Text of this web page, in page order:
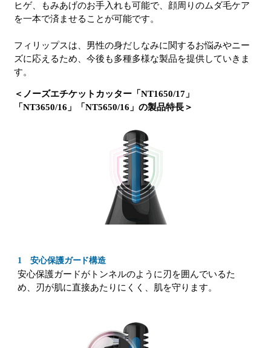
ヒゲ、もみあげのお手入れも可能で、顔周りのムダ毛ケア
を一本で済ませることが可能です。
フィリップスは、男性の身だしなみに関するお悩みやニー
ズに応えるため、今後も多種多様な製品を提供していきま
す。
＜ノーズエチケットカッター「NT1650/17」
「NT3650/16」「NT5650/16」の製品特長＞
1 安心保護ガード構造
安心保護ガードがトンネルのように刃を囲んでいるた
め、刃が肌に直接あたりにくく、肌を守ります。